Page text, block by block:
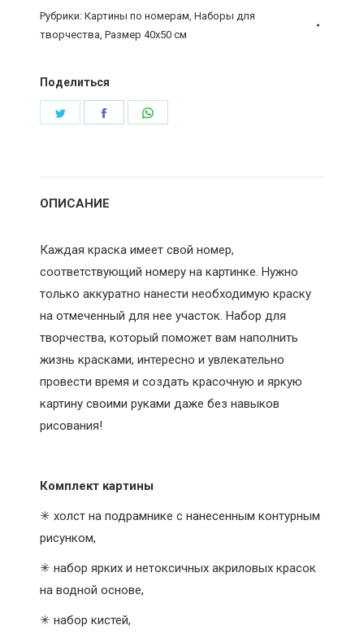
номерам
GX8794
Рубрики:Картины по номерам ,Наборы для
творчества ,Размер 40х50 см
Поделиться
ПоделитьсяПоделиться
ОПИСАНИЕ
Каждая краска имеет свой номер,
соответствующий номеру на картинке. Нужно
только аккуратно нанести необходимую краску
на отмеченный для нее участок. Набор для
творчества, который поможет вам наполнить
жизнь красками, интересно и увлекательно
провести время и создать красочную и яркую
картину своими руками даже без навыков
рисования!
Комплект картины
✳ холст на подрамнике с нанесенным контурным
рисунком,
✳ набор ярких и нетоксичных акриловых красок
на водной основе,
✳ набор кистей,